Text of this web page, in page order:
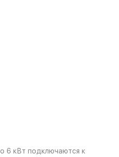
6 кВт подключаются к